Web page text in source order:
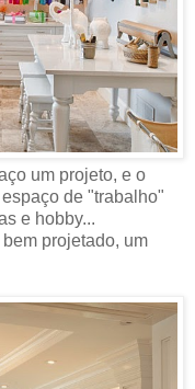
um projeto, e o
de "trabalho"
e hobby...
projetado, um